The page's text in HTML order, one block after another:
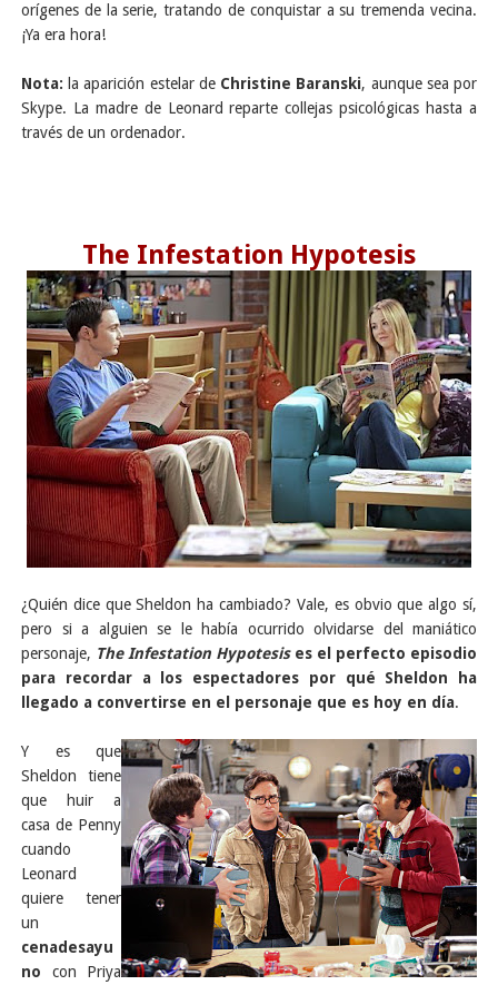
orígenes de la serie, tratando de conquistar a su tremenda vecina.
¡Ya era hora!
Nota: la aparición estelar de Christine Baranski, aunque sea por
Skype. La madre de Leonard reparte collejas psicológicas hasta a
través de un ordenador.
The Infestation Hypotesis
¿Quién dice que Sheldon ha cambiado? Vale, es obvio que algo sí,
pero si a alguien se le había ocurrido olvidarse del maniático
personaje, The Infestation Hypotesises el perfecto episodio
para recordar a los espectadores por qué Sheldon ha
llegado a convertirse en el personaje que es hoy en día.
Y es que
Sheldon tiene
que huir a
casa de Penny
cuando
Leonard
quiere tener
un
cenadesayu
no con Priya